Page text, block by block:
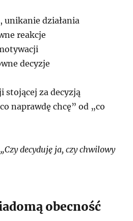
działania
reakcje
decyzje
stojącej za decyzją
naprawdę chcę” od „co
decyduję ja, czy chwilowy
obecność